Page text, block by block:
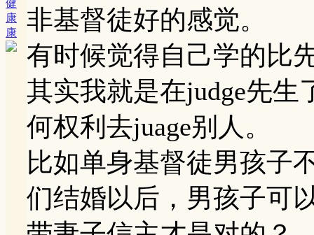
健
康
康
非基督徒好的感觉。
有时候觉得自己学的比
其实我就是在judge先
何权利去juage别人。
比如单身基督徒男孩子
们结婚以后，男孩子可